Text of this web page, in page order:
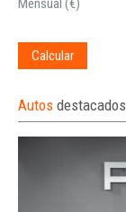
Mensual (€)
Calcular
Autos destacados